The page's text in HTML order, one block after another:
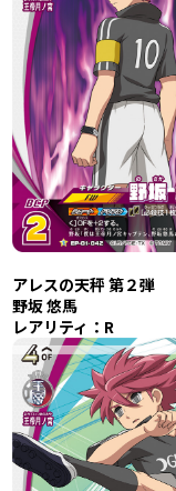
アレスの天秤 第２弾
野坂 悠馬
レアリティ：R